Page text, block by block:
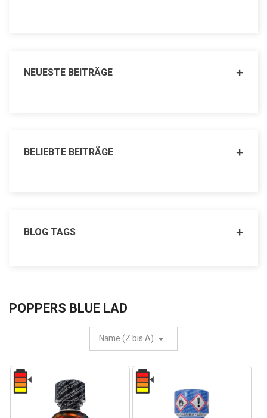
NEUESTE BEITRÄGE
BELIEBTE BEITRÄGE
BLOG TAGS
POPPERS BLUE LAD
Name (Z bis A)